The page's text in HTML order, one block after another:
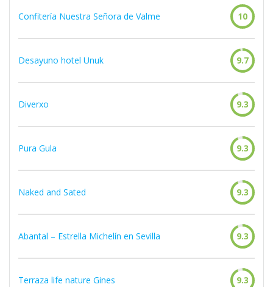
Confitería Nuestra Señora de Valme 10
Desayuno hotel Unuk 9.7
Diverxo 9.3
Pura Gula 9.3
Naked and Sated 9.3
Abantal – Estrella Michelín en Sevilla 9.3
Terraza life nature Gines 9.3